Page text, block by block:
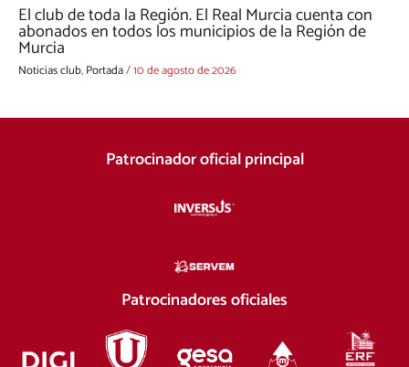
El club de toda la Región. El Real Murcia cuenta con
abonados en todos los municipios de la Región de
Murcia
Noticias club,Portada/10 de agosto de 2026
Patrocinador oficial principal
Patrocinadores oficiales